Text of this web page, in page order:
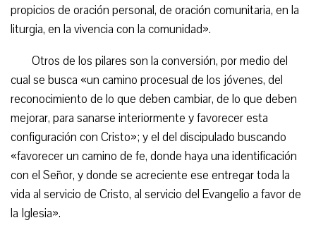
propicios de oración personal, de oración comunitaria, en la
liturgia, en la vivencia con la comunidad».
Otros de los pilares son la conversión, por medio del
cual se busca «un camino procesual de los jóvenes, del
reconocimiento de lo que deben cambiar, de lo que deben
mejorar, para sanarse interiormente y favorecer esta
configuración con Cristo»; y el del discipulado buscando
«favorecer un camino de fe, donde haya una identificación
con el Señor, y donde se acreciente ese entregar toda la
vida al servicio de Cristo, al servicio del Evangelio a favor de
la Iglesia».